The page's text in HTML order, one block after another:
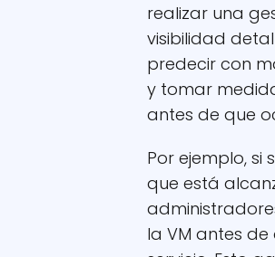
realizar una
visibilidad
predecir con
y tomar
antes de que
Por ejemplo, si
que está
la VM antes